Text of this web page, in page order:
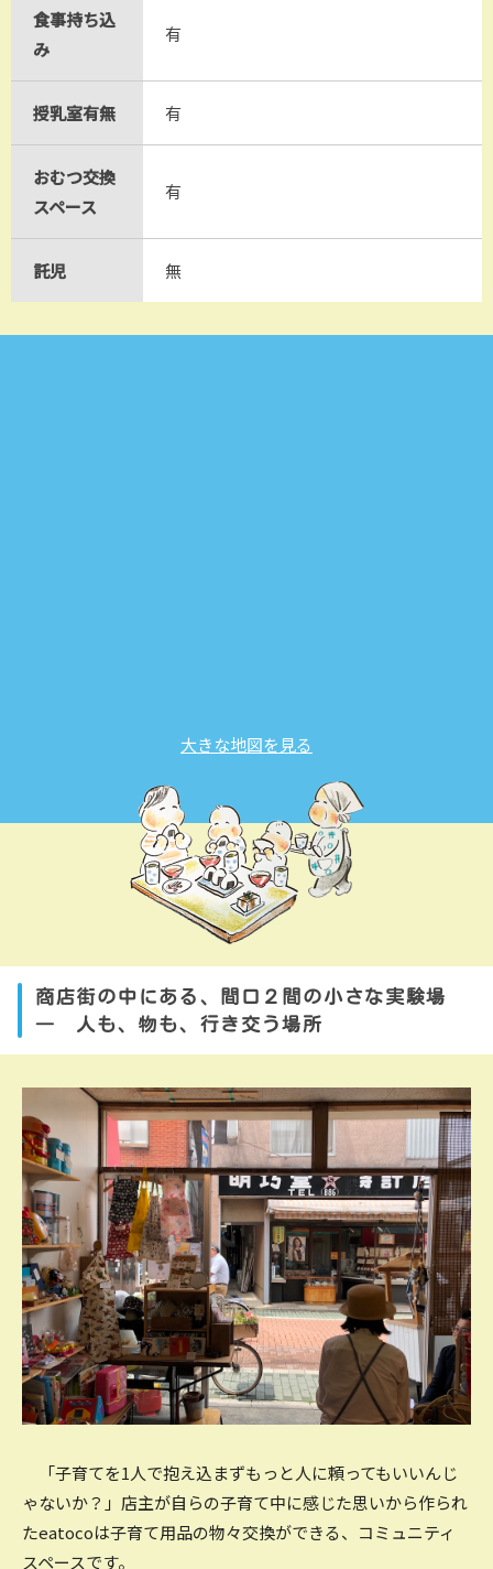
食事持ち込
み
有
授乳室有無 有
おむつ交換
スペース
有
託児 無
大きな地図を見る
商店街の中にある、間口２間の小さな実験場
― 人も、物も、行き交う場所
「子育てを1人で抱え込まずもっと人に頼ってもいいんじ
ゃないか？」店主が自らの子育て中に感じた思いから作られ
たeatocoは子育て用品の物々交換ができる、コミュニティ
スペースです。